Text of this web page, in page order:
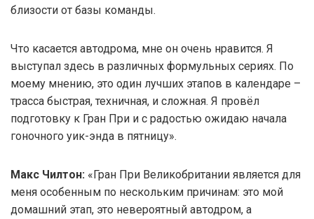
близости от базы команды.
Что касается автодрома, мне он очень нравится. Я
выступал здесь в различных формульных сериях. По
моему мнению, это один лучших этапов в календаре –
трасса быстрая, техничная, и сложная. Я провёл
подготовку к Гран При и с радостью ожидаю начала
гоночного уик-энда в пятницу».
Макс Чилтон: «Гран При Великобритании является для
меня особенным по нескольким причинам: это мой
домашний этап, это невероятный автодром, а